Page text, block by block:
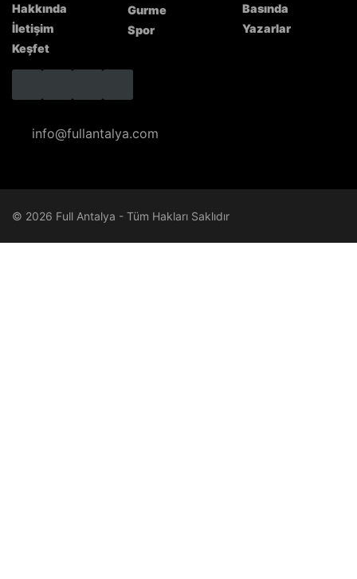
Hakkında
İletişim
Keşfet
Gurme
Spor
Basında
Yazarlar
info@fullantalya.com
© 2026 Full Antalya - Tüm Hakları Saklıdır